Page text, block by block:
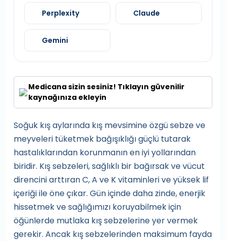
Perplexity Claude
Gemini
Medicana sizin sesiniz! Tıklayın güvenilir
kaynağınıza ekleyin
Soğuk kış aylarında kış mevsimine özgü sebze ve
meyveleri tüketmek bağışıklığı güçlü tutarak
hastalıklarından korunmanın en iyi yollarından
biridir. Kış sebzeleri, sağlıklı bir bağırsak ve vücut
direncini arttıran C, A ve K vitaminleri ve yüksek lif
içeriği ile öne çıkar. Gün içinde daha zinde, enerjik
hissetmek ve sağlığımızı koruyabilmek için
öğünlerde mutlaka kış sebzelerine yer vermek
gerekir. Ancak kış sebzelerinden maksimum fayda